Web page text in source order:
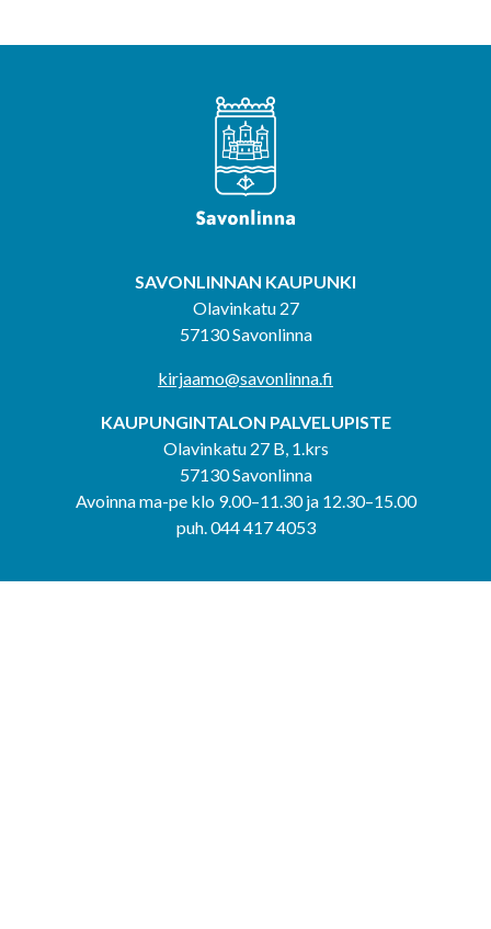
SAVONLINNAN KAUPUNKI
Olavinkatu 27
57130 Savonlinna
kirjaamo@savonlinna.fi
KAUPUNGINTALON PALVELUPISTE
Olavinkatu 27 B, 1.krs
57130 Savonlinna
Avoinna ma-pe klo 9.00–11.30 ja 12.30–15.00
puh. 044 417 4053